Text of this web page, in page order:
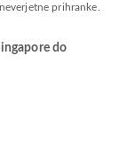
prihranke.
do